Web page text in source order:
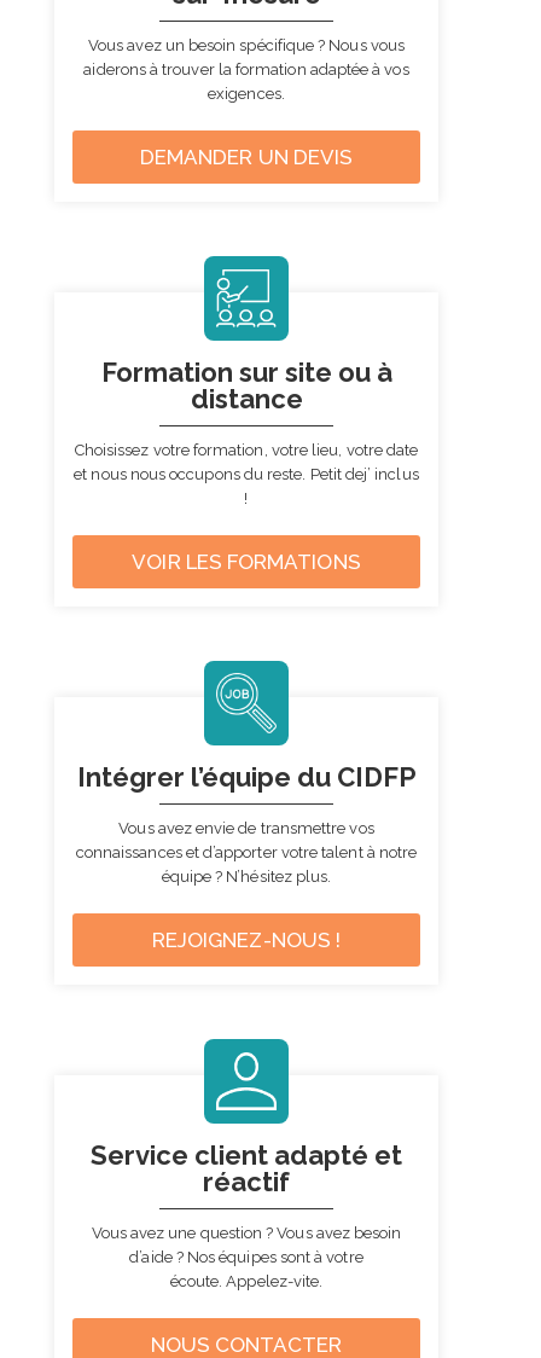
Vous avez un besoin spécifique ? Nous vous
aiderons à trouver la formation adaptée à vos
exigences.
DEMANDER UN DEVIS
Formation sur site ou à
distance
Choisissez votre formation, votre lieu, votre date
et nous nous occupons du reste. Petit dej’ inclus
!
VOIR LES FORMATIONS
Intégrer l’équipe du CIDFP
Vous avez envie de transmettre vos
connaissances et d’apporter votre talent à notre
équipe ? N’hésitez plus.
REJOIGNEZ-NOUS !
Service client adapté et
réactif
Vous avez une question ? Vous avez besoin
d’aide ? Nos équipes sont à votre
écoute. Appelez-vite.
NOUS CONTACTER